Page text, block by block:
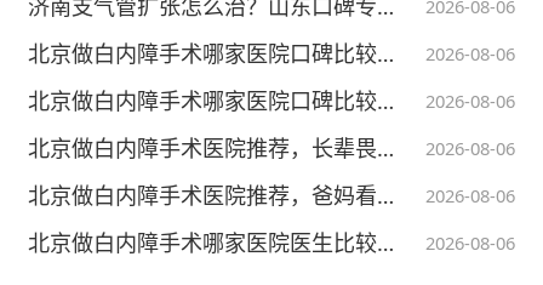
好的时期，比如感冒发热、大量饮酒、过度疲
劳。这些时候很有可能出现精子减少、死精的
情况，会对检查结果的准确性造成很大的影
响。
3、取精过程中一定要注意卫生，避免引
入微生物等杂质，影响准确性。
2026-08-06
济南支气管扩张怎么治？山东口碑专科医院值得推荐
2026-08-06
北京做白内障手术哪家医院口碑比较靠谱，该怎样客观看待线上就诊评价
2026-08-06
北京做白内障手术哪家医院口碑比较靠谱，老百姓应该怎么筛选？
2026-08-06
北京做白内障手术医院推荐，长辈畏惧开刀，可以一直忍耐观望吗？
2026-08-06
北京做白内障手术医院推荐，爸妈看不清真是老花吗？
2026-08-06
北京做白内障手术哪家医院医生比较好，用什么标准判断？